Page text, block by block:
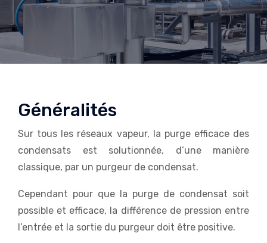
Généralités
Sur tous les réseaux vapeur, la purge efficace des
condensats est solutionnée, d’une manière
classique, par un purgeur de condensat.
Cependant pour que la purge de condensat soit
possible et efficace, la différence de pression entre
l’entrée et la sortie du purgeur doit être positive.